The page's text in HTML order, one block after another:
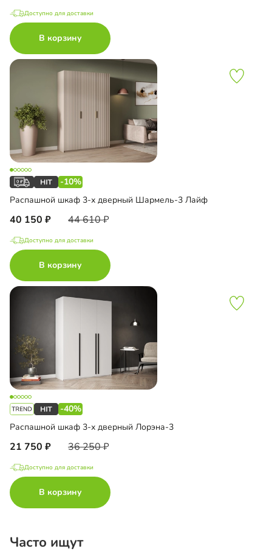
Доступно для доставки
В корзину
-10%
Распашной шкаф 3-х дверный Шармель-3 Лайф
40 150 44 610
Доступно для доставки
В корзину
-40%
Распашной шкаф 3-х дверный Лорэна-3
21 750 36 250
Доступно для доставки
В корзину
Часто ищут